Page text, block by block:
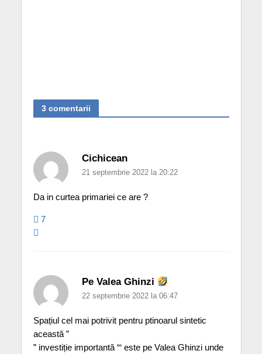
3 comentarii
Cichicean
21 septembrie 2022 la 20:22
Da in curtea primariei ce are ?
7
Pe Valea Ghinzi
22 septembrie 2022 la 06:47
Spațiul cel mai potrivit pentru ptinoarul sintetic
această ”
” investiție importantă “‘ este pe Valea Ghinzi unde